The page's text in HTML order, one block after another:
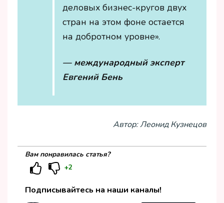
деловых бизнес-кругов двух
стран на этом фоне остается
на добротном уровне».
— международный эксперт
Евгений Бень
Автор: Леонид Кузнецов
Вам понравилась статья?
+2
Подписывайтесь на наши каналы!